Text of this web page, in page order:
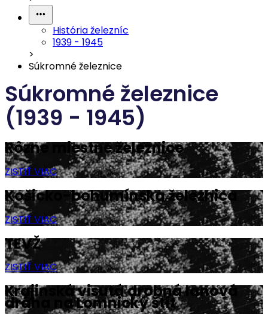
História železníc
1939 - 1945
>
Súkromné železnice
Súkromné železnice
(1939 - 1945)
Rôzne miestne železnice
ZISTIŤ VIAC
Košicko-bohumínska železnica
ZISTIŤ VIAC
TEVŽ
ZISTIŤ VIAC
Krajinská visutá drobná lanová
dráha na Lomnický štít